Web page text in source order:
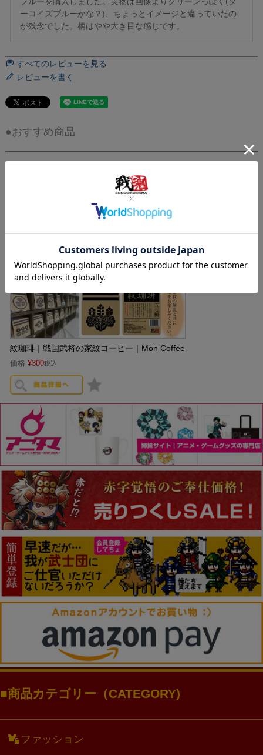
ーコイズブルーかな？)、ちょっとイメージと違っていたの
が残念でした。柄はやや大き目な感じです。
すべてのレビューを見る
レビューを書く
●おすすめ商品
紋珈琲｜戦国武将の家紋コーヒー｜Mon Coffee
価格 ¥300税込
商品カテゴリー（CATEGORY)
ファッション